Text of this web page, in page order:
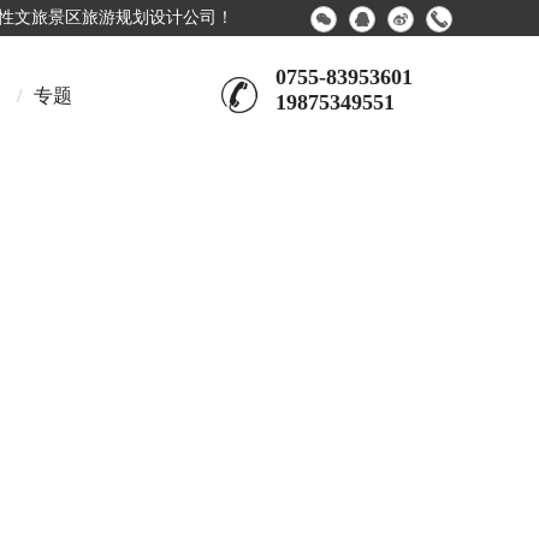
文旅景区旅游规划设计公司！
/ 专题
0755-83953601
19875349551